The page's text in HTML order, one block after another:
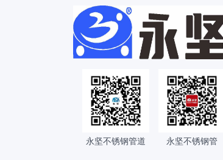
永坚不锈钢管道 永坚不锈钢管